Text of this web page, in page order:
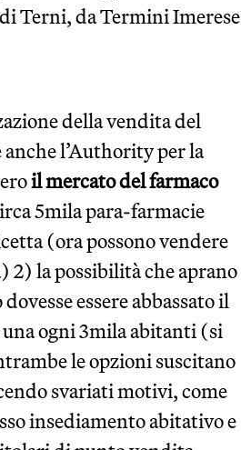
Terni, da Termini Imerese
della vendita del
l’Authority per la
il mercato del farmaco
5mila para-farmacie
(ora possono vendere
2) la possibilità che aprano
essere abbassato il
ogni 3mila abitanti (si
le opzioni suscitano
svariati motivi, come
insediamento abitativo e